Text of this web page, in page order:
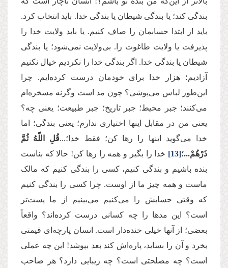
بندگی کند؛ یا بندگی شیطان یا بندگی خدا. باید انتخاب کرد.
باید از ابتدا حسابمان را صاف کنیم. یا باید ولایت خدا را
پذیرفت یا ولایت طاغوت را. بی‌‌ولایت نمی‌‌شود؛ یا بندگی
شیطان یا بندگی خدا. اگر بندگی خدا را نکردیم خیال نکنیم
آزادیم؛ هزار خدا برای خودمان درست کرده‌ایم. چرا
این‌طور لباس می‌‌‌پوشی؟ چون مد است وگرنه مسخره‌ام
می‌‌‌کنند؛ جبر محیط؛ جبر تاریخ؛ جبر طبیعت؛ یعنی چه؟
یعنی من در مقابل اینها اختیاری ندارم؛ یعنی بندگی؛ اما
خدا می‌‌گوید اینها را رها کن؛ فقط خدا؛...قُلِ اللّهُ ثُمَّ
ذَرْهُمْ...؛[13] خدا را بگیر و همه را رها کن! حالا که بناست
بنده باشیم و بندگی کنیم، کسی را بندگی کنیم که مالک
ماست و همه چیز ما از اوست. چرا کسی را بندگی کنیم
که وقتی حسابش را می‌‌‌کنیم می‌‌‌بینیم از ما پست‌‌تر
است؟ این مدها را چه کسانی درست کرده‌اند؟ واقعاً
بعضی‌‌؛ از آنها خیلی خنده‌‌دار است. انسان پارچه‌ا‌‌ی قیمتی
بخرد و آن را بساید، پاره‌اش کند بعد بپوشد! این چه عملی
است؟ چه مصلحتی است؟ چه زیبایی دارد؟ هر صاحب